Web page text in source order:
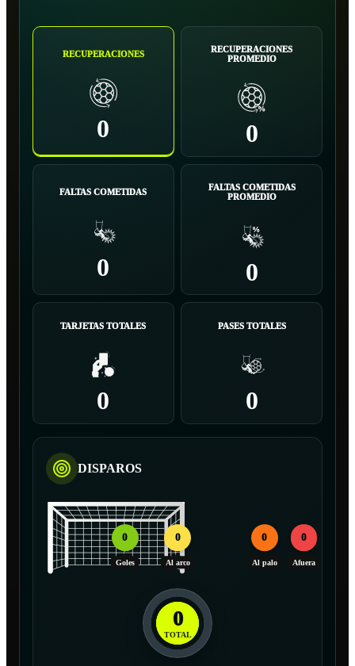
RECUPERACIONES
0
RECUPERACIONES
PROMEDIO
0
FALTAS COMETIDAS
0
FALTAS COMETIDAS
PROMEDIO
0
TARJETAS TOTALES
0
PASES TOTALES
0
DISPAROS
0
Goles
0
Al arco
0
Al palo
0
Afuera
0
TOTAL